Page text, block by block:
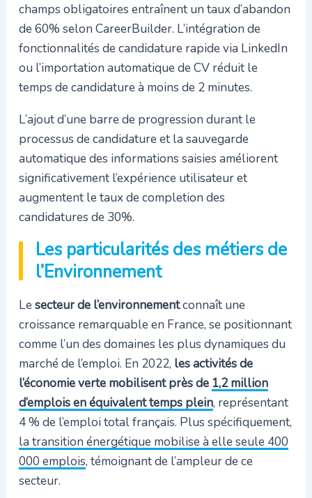
champs obligatoires entraînent un taux d’abandon
de 60% selon CareerBuilder. L’intégration de
fonctionnalités de candidature rapide via LinkedIn
ou l’importation automatique de CV réduit le
temps de candidature à moins de 2 minutes.
L’ajout d’une barre de progression durant le
processus de candidature et la sauvegarde
automatique des informations saisies améliorent
significativement l’expérience utilisateur et
augmentent le taux de completion des
candidatures de 30%.
Les particularités des métiers de
l’Environnement
Lesecteur de l’environnementconnaît une
croissance remarquable en France, se positionnant
comme l’un des domaines les plus dynamiques du
marché de l’emploi. En 2022, les activités de
l’économie verte mobilisent près de 1,2 million
d’emplois en équivalent temps plein, représentant
4 % de l’emploi total français. Plus spécifiquement,
la transition énergétique mobilise à elle seule 400
000 emplois, témoignant de l’ampleur de ce
secteur.